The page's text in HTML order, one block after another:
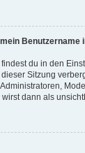
Benutzername
du in den
Sitzung
dann als